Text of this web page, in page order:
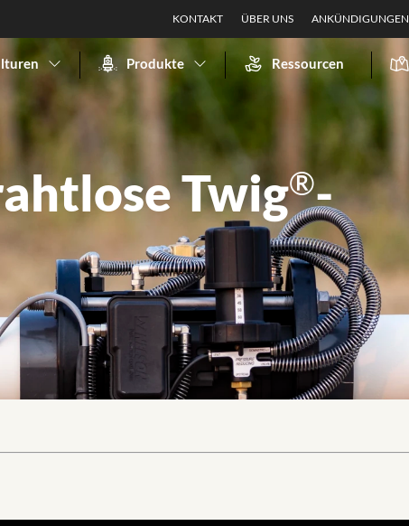
KONTAKT ÜBER UNS ANKÜNDIGUNGEN
Produkte Ressourcen
Twig®-